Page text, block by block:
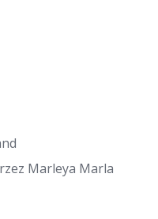
Marleya Marla